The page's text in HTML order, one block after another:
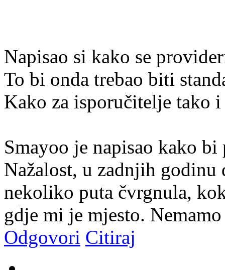
Napisao si kako se
To bi onda trebao biti
Kako za isporučitelje tako
Smayoo je napisao kako
Nažalost, u zadnjih godinu
nekoliko puta čvrgnula,
gdje mi je mjesto.
Odgovori Citiraj